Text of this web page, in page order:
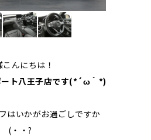
んにちは！
ート八王子店です(*´ω｀*)
はいかがお過ごしですか
(・・?